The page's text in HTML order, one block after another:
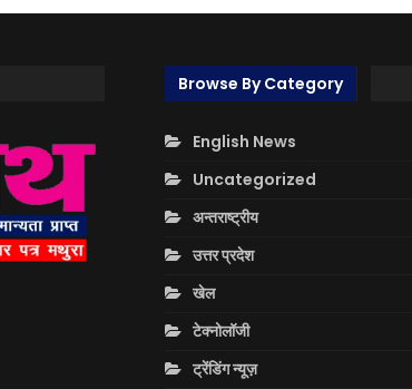
Browse By Category
English News
Uncategorized
अन्तराष्ट्रीय
उत्तर प्रदेश
खेल
टेक्नोलॉजी
ट्रेंडिंग न्यूज़